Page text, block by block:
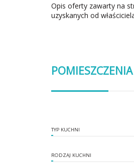
Opis oferty zawarty na
uzyskanych od
POMIESZCZENIA
TYP KUCHNI
RODZAJ KUCHNI